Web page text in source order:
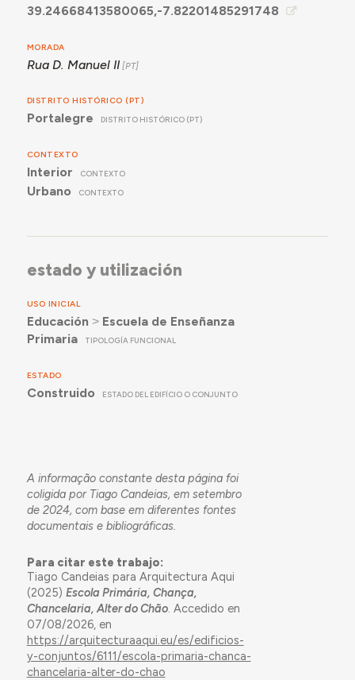
39.24668413580065,-7.82201485291748
MORADA
Rua D. Manuel II
DISTRITO HISTÓRICO (PT)
Portalegre DISTRITO HISTÓRICO (PT)
CONTEXTO
Interior CONTEXTO
Urbano CONTEXTO
estado y utilización
USO INICIAL
Educación ˃ Escuela de Enseñanza
Primaria
TIPOLOGÍA FUNCIONAL
ESTADO
Construido ESTADO DEL EDIFÍCIO O CONJUNTO
A informação constante desta página foi
coligida por Tiago Candeias, em setembro
de 2024, com base em diferentes fontes
documentais e bibliográficas.
Para citar este trabajo:
Tiago Candeias para Arquitectura Aqui
(2025) Escola Primária, Chança,
Chancelaria, Alter do Chão. Accedido en
07/08/2026, en
https://arquitecturaaqui.eu/es/edificios-
y-conjuntos/6111/escola-primaria-chanca-
chancelaria-alter-do-chao